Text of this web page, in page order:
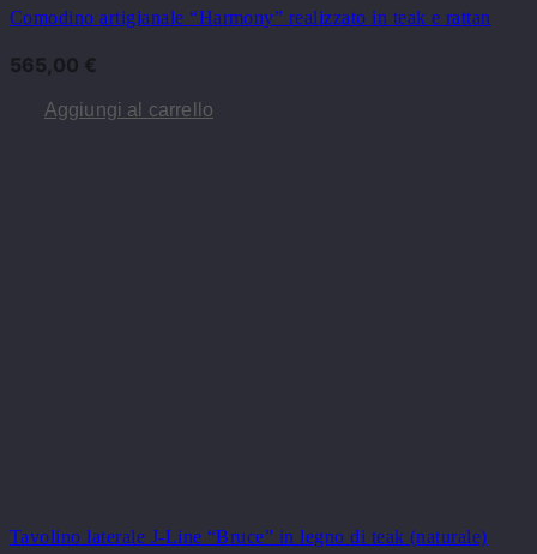
Comodino artigianale “Harmony” realizzato in teak e rattan
565,00 €
Aggiungi al carrello
Tavolino laterale J-Line “Bruce” in legno di teak (naturale)